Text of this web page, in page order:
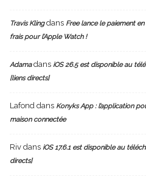
Travis Klingdans Free lance le paiement en
frais pour l’Apple Watch !
Adamadans iOS 26.5 est disponible au
[liens directs]
Lafond dans Konyks App : l’application
maison connectée
Rivdans iOS 17.6.1 est disponible au
directs]